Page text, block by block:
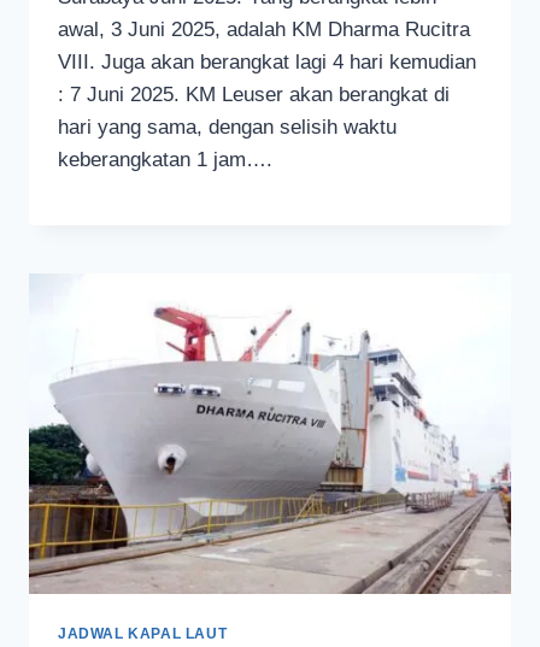
awal, 3 Juni 2025, adalah KM Dharma Rucitra
VIII. Juga akan berangkat lagi 4 hari kemudian
: 7 Juni 2025. KM Leuser akan berangkat di
hari yang sama, dengan selisih waktu
keberangkatan 1 jam….
JADWAL KAPAL LAUT